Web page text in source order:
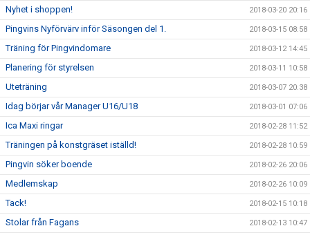
Nyhet i shoppen! 2018-03-20 20:16
Pingvins Nyförvärv inför Säsongen del 1. 2018-03-15 08:58
Träning för Pingvindomare 2018-03-12 14:45
Planering för styrelsen 2018-03-11 10:58
Uteträning 2018-03-07 20:38
Idag börjar vår Manager U16/U18 2018-03-01 07:06
Ica Maxi ringar 2018-02-28 11:52
Träningen på konstgräset iställd! 2018-02-28 10:59
Pingvin söker boende 2018-02-26 20:06
Medlemskap 2018-02-26 10:09
Tack! 2018-02-15 10:18
Stolar från Fagans 2018-02-13 10:47